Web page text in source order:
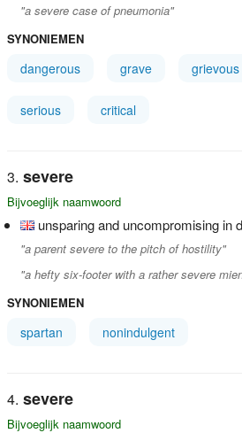
"a severe case of pneumonia"
SYNONIEMEN
dangerous grave grievous
serious critical
severe
Bijvoeglijk naamwoord
unsparing and uncompromising in
"a parent severe to the pitch of hostility"
"a hefty six-footer with a rather severe
SYNONIEMEN
spartan nonindulgent
severe
Bijvoeglijk naamwoord